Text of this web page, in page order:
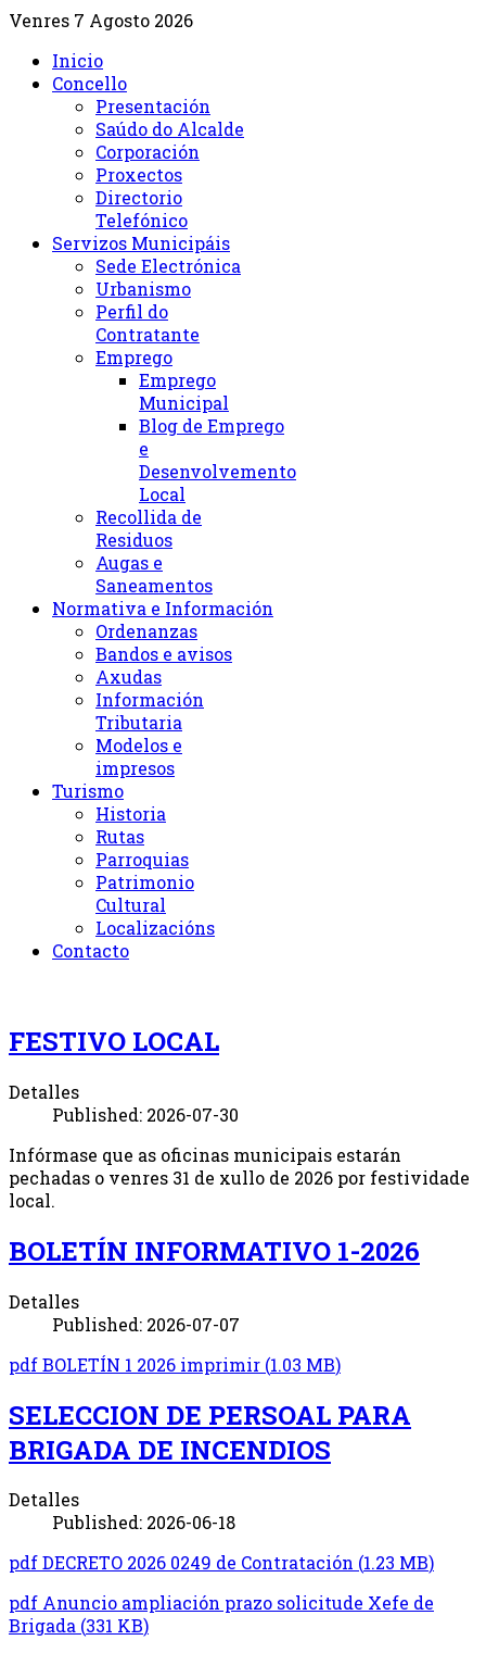
Venres 7 Agosto 2026
Inicio
Concello
Presentación
Saúdo do Alcalde
Corporación
Proxectos
Directorio
Telefónico
Servizos Municipáis
Sede Electrónica
Urbanismo
Perfil do
Contratante
Emprego
Emprego
Municipal
Blog de Emprego
e
Desenvolvemento
Local
Recollida de
Residuos
Augas e
Saneamentos
Normativa e Información
Ordenanzas
Bandos e avisos
Axudas
Información
Tributaria
Modelos e
impresos
Turismo
Historia
Rutas
Parroquias
Patrimonio
Cultural
Localizacións
Contacto
FESTIVO LOCAL
Detalles
Published: 2026-07-30
Infórmase que as oficinas municipais estarán
pechadas o venres 31 de xullo de 2026 por festividade
local.
BOLETÍN INFORMATIVO 1-2026
Detalles
Published: 2026-07-07
pdfBOLETÍN 1 2026 imprimir (1.03 MB)
SELECCION DE PERSOAL PARA
BRIGADA DE INCENDIOS
Detalles
Published: 2026-06-18
pdfDECRETO 2026 0249 de Contratación (1.23 MB)
pdf Anuncio ampliación prazo solicitude Xefe de
Brigada (331 KB)